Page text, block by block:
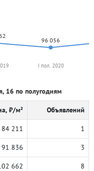
96 056
I пол. 2020
16 по полугодиям
₽/м² Объявлений
84 211 1
91 836 3
662 8